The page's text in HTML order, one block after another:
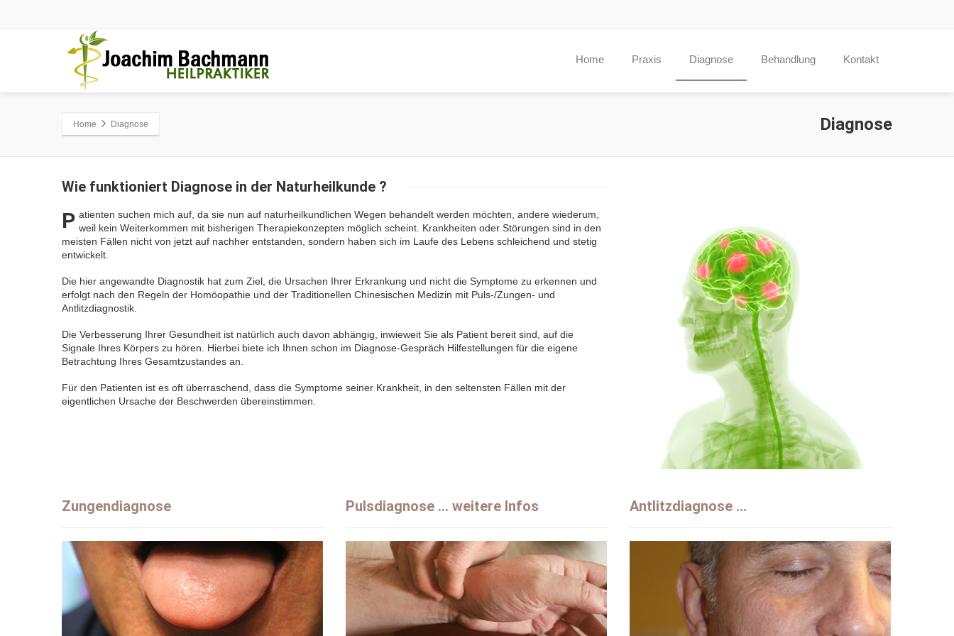
Home Praxis Diagnose Behandlung Kontakt
Diagnose
Home Diagnose
Wie funktioniert Diagnose in der Naturheilkunde ?
P atienten suchen mich auf, da sie nun auf naturheilkundlichen Wegen behandelt werden möchten, andere wiederum,
weil kein Weiterkommen mit bisherigen Therapiekonzepten möglich scheint. Krankheiten oder Störungen sind in den
meisten Fällen nicht von jetzt auf nachher entstanden, sondern haben sich im Laufe des Lebens schleichend und stetig
entwickelt.
Die hier angewandte Diagnostik hat zum Ziel, die Ursachen Ihrer Erkrankung und nicht die Symptome zu erkennen und
erfolgt nach den Regeln der Homöopathie und der Traditionellen Chinesischen Medizin mit Puls-/Zungen- und
Antlitzdiagnostik.
Die Verbesserung Ihrer Gesundheit ist natürlich auch davon abhängig, inwieweit Sie als Patient bereit sind, auf die
Signale Ihres Körpers zu hören. Hierbei biete ich Ihnen schon im Diagnose-Gespräch Hilfestellungen für die eigene
Betrachtung Ihres Gesamtzustandes an.
Für den Patienten ist es oft überraschend, dass die Symptome seiner Krankheit, in den seltensten Fällen mit der
eigentlichen Ursache der Beschwerden übereinstimmen.
Zungendiagnose Pulsdiagnose ... weitere Infos Antlitzdiagnose ...